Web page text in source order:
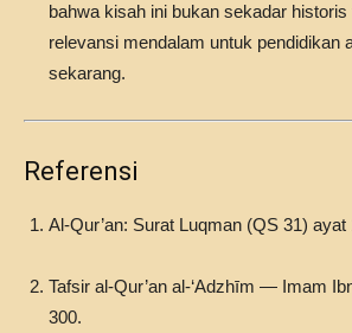
bahwa kisah ini bukan sekadar
relevansi mendalam untuk pendidikan
sekarang.
Referensi
Al-Qur’an: Surat Luqman (QS 31) ayat
Tafsir al-Qur’an al-‘Adzhīm — Imam
300.